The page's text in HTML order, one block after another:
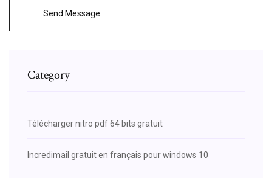
Send Message
Category
Télécharger nitro pdf 64 bits gratuit
Incredimail gratuit en français pour windows 10